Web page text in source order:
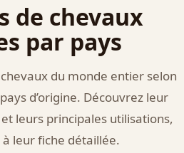
de chevaux
par pays
du monde entier selon
d’origine. Découvrez leur
leurs principales utilisations,
à leur fiche détaillée.